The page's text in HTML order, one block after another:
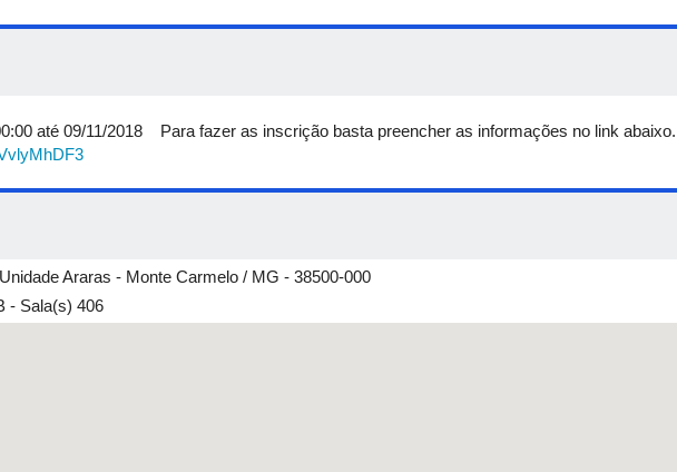
sobre aspectos de produtividade e qualidade em cultivos
até 09/11/2018 Para fazer as inscrição basta preencher as informações no link abaixo.
Araras - Monte Carmelo / MG - 38500-000
- Sala(s) 406